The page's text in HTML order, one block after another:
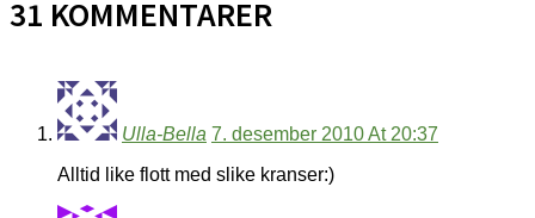
31 KOMMENTARER
Ulla-Bella 7. desember 2010 At 20:37
Alltid like flott med slike kranser:)